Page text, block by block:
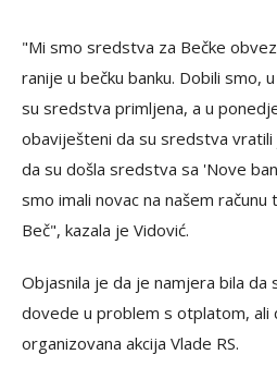
"Mi smo sredstva za Bečke
ranije u bečku banku. Dobili smo,
su sredstva primljena, a u
obaviješteni da su sredstva
da su došla sredstva sa 'Nove
smo imali novac na našem računu
Beč", kazala je Vidović.
Objasnila je da je namjera bila da
dovede u problem s otplatom, ali
organizovana akcija Vlade RS.